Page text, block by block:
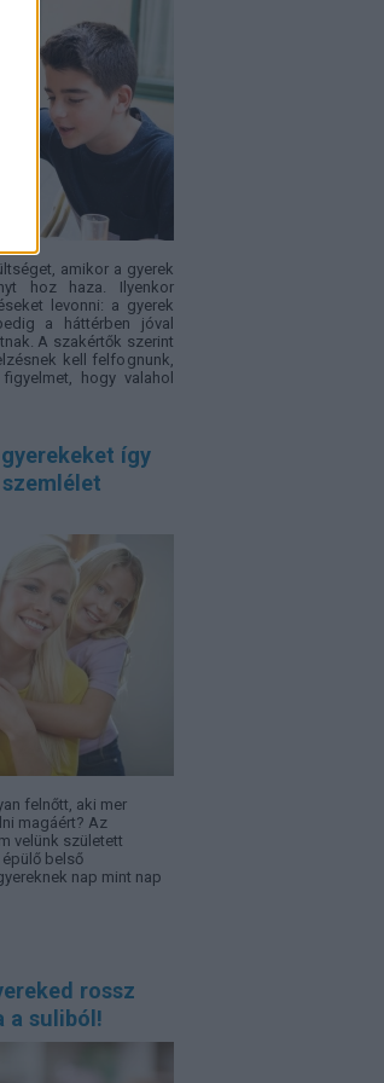
amikor a gyerek
hoz haza. Ilyenkor
levonni: a gyerek
a háttérben jóval
A szakértők szerint
kell felfognunk,
hogy valahol
így
felnőtt, aki mer
magáért? Az
velünk született
belső
nap mint nap
rossz
a suliból!